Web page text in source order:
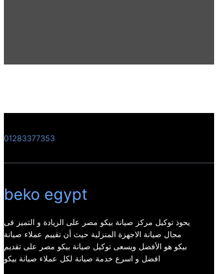
01283377353
beko egypt
يحوذ توكيل مركز صيانة بيكو مصر على الريادة و التميز فى
مجال صيانة الاجهزة المنزلية حيث أن تقييم عملاء صيانة
بيكو هو الأفضل ويسعى توكيل صيانة بيكو مصر على تقديم
افضل و اسرع خدمة صيانة لكل عملاء صيانة بيكو